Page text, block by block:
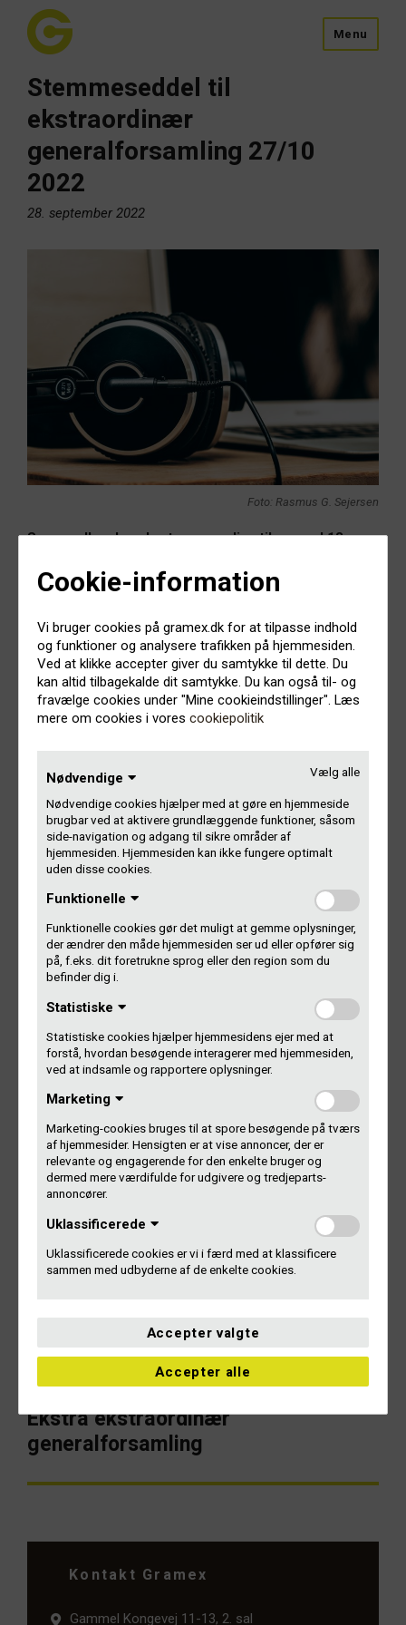
Menu
Cookie-information
Vi bruger cookies på gramex.dk for at tilpasse indhold
og funktioner og analysere trafikken på hjemmesiden.
Ved at klikke accepter giver du samtykke til dette. Du
kan altid tilbagekalde dit samtykke. Du kan også til- og
fravælge cookies under "Mine cookieindstillinger". Læs
mere om cookies i vores cookiepolitik
Vælg alle
Nødvendige
Nødvendige cookies hjælper med at gøre en hjemmeside
brugbar ved at aktivere grundlæggende funktioner, såsom
side-navigation og adgang til sikre områder af
hjemmesiden. Hjemmesiden kan ikke fungere optimalt
uden disse cookies.
Funktionelle
Funktionelle cookies gør det muligt at gemme oplysninger,
der ændrer den måde hjemmesiden ser ud eller opfører sig
på, f.eks. dit foretrukne sprog eller den region som du
befinder dig i.
Statistiske
Statistiske cookies hjælper hjemmesidens ejer med at
forstå, hvordan besøgende interagerer med hjemmesiden,
ved at indsamle og rapportere oplysninger.
Marketing
Marketing-cookies bruges til at spore besøgende på tværs
af hjemmesider. Hensigten er at vise annoncer, der er
relevante og engagerende for den enkelte bruger og
dermed mere værdifulde for udgivere og tredjeparts-
annoncører.
Uklassificerede
Uklassificerede cookies er vi i færd med at klassificere
sammen med udbyderne af de enkelte cookies.
Accepter valgte
Accepter alle
Stemmeseddel til
ekstraordinær
generalforsamling 27/10
2022
28. september 2022
Foto: Rasmus G. Sejersen
Som medlem kan du stemme online til og med 13.
gange. Du skal i så fald bestille en stemmeseddel to gange
med hvert sit Gramex-nummer.Hvor finder jeg mit
Gramex-nummer?
Læs mere om den ekstraordinære generalforsamling
Få tilsendt et link til din stemmeseddel på mail
Gramex-nummer
Navn
E-mail
Send
Indlægsnavigation
FORRIGE
artikel:
Tilmelding til ekstraordinær
generalforsamling 27/10 2022
NÆSTE
Næste
Ekstra ekstraordinær
generalforsamling
Kontakt Gramex
Gammel Kongevej 11-13, 2. sal